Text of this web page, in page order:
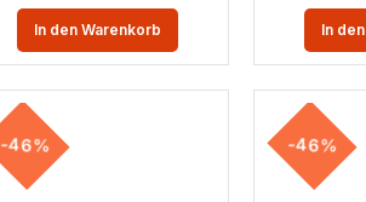
In den Warenkorb In
-46% -46%